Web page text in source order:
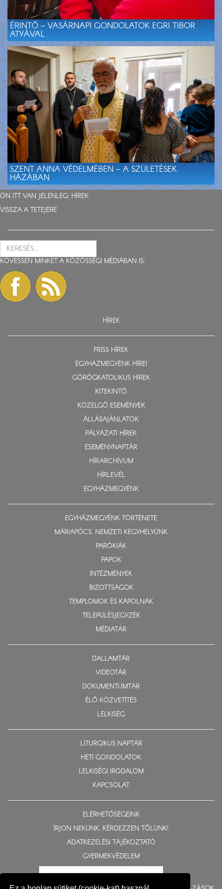
ÉRINTŐ – VASÁRNAPI GONDOLATOK EGRI TIBOR
ATYÁVAL
SZENT ANNA VÉDELMÉBEN – A SZÜLETÉSEK
HÁZÁBAN
ÖN ITT VAN JELENLEG: HÍREK
VISSZA A TETEJÉRE
KÖVESSEN MINKET A KÖZÖSSÉGI MÉDIÁBAN IS:
HÍREK
FRISS HÍREK
EGYHÁZMEGYÉNK HÍREI
GÖRÖGKATOLIKUS HÍREK
KITEKINTŐ
KÖZELGŐ ESEMÉNYEK
ÁLLÁSAJÁNLATOK
PÁLYÁZATI HÍREK
ESEMÉNYNAPTÁR
HÍRARCHÍVUM
HÍRLEVÉL
EGYHÁZMEGYÉNK
EGYHÁZMEGYÉNK TÖRTÉNETE
MÁRIAPÓCS, NEMZETI KEGYHELYÜNK
PARÓKIÁK
PAPOK
INTÉZMÉNYEK
BIZOTTSÁGOK
TEMPLOMOK ÉS KÁPOLNÁK
TELEPÜLÉSJEGYZÉK
MÉDIATÁR
DALLAMTÁR
VIDEOTÁR
DOKUMENTUMTÁR
ÉLŐ KÖZVETÍTÉS
LELKISÉG
LITURGIKUS NAPTÁR
HETI GONDOLATOK
LELKISÉGI IRODALOM
KAPCSOLAT
ELÉRHETŐSÉGEINK
ÍRJON NEKÜNK, KÉRDEZZEN TŐLÜNK!
ADATKEZELÉSI TÁJÉKOZTATÓ
GYERMEKVÉDELEM